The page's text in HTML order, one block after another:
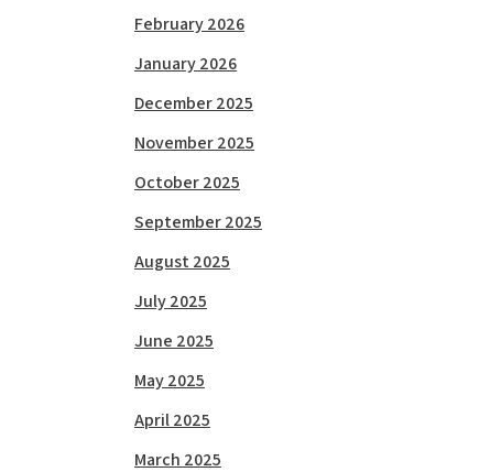
February 2026
January 2026
December 2025
November 2025
October 2025
September 2025
August 2025
July 2025
June 2025
May 2025
April 2025
March 2025